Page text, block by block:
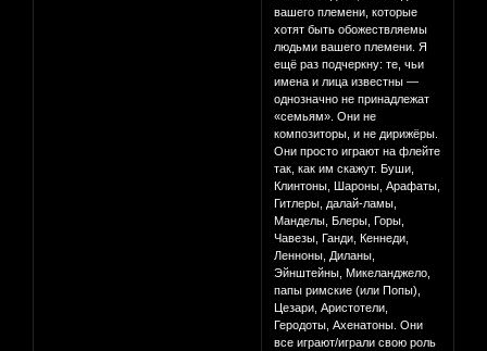
вашего племени, которые
хотят быть обожествляемы
людьми вашего племени. Я
ещё раз подчеркну: те, чьи
имена и лица известны —
однозначно не принадлежат
«семьям». Они не
композиторы, и не дирижёры.
Они просто играют на флейте
так, как им скажут. Буши,
Клинтоны, Шароны, Арафаты,
Гитлеры, далай-ламы,
Манделы, Блеры, Горы,
Чавезы, Ганди, Кеннеди,
Ленноны, Диланы,
Эйнштейны, Микеланджело,
папы римские (или Попы),
Цезари, Аристотели,
Геродоты, Ахенатоны. Они
все играют/играли свою роль